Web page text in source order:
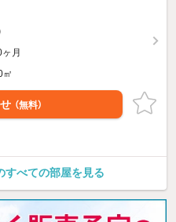
月
㎡
（無料）
すべての部屋を見る